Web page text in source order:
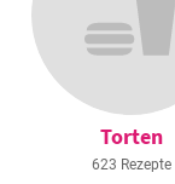
Torten
623 Rezepte